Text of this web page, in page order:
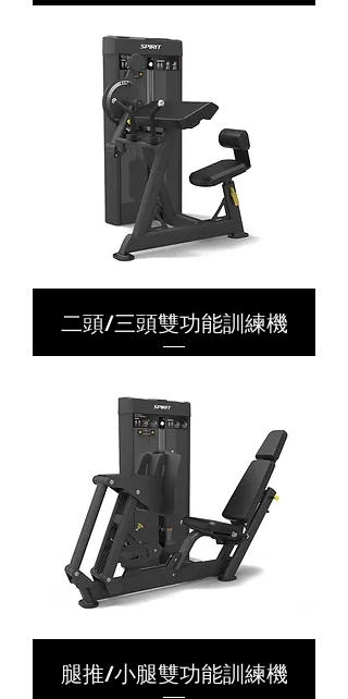
二頭/三頭雙功能訓練機
腿推/小腿雙功能訓練機